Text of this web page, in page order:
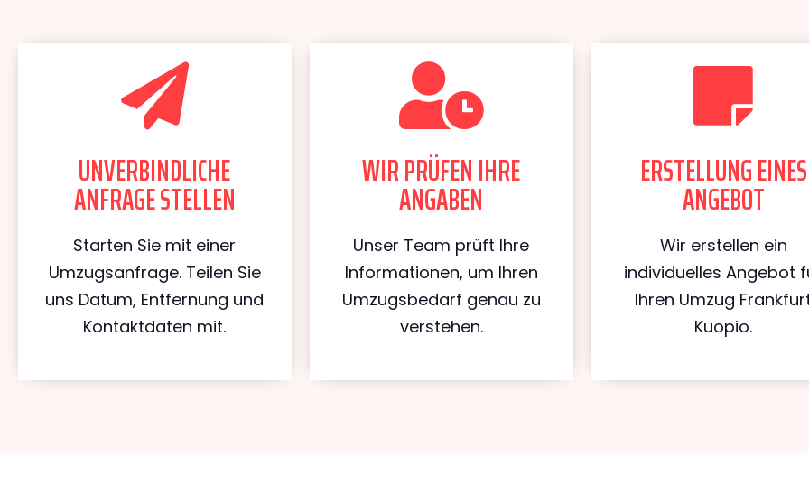
UNVERBINDLICHE
ANFRAGE STELLEN
Starten Sie mit einer
Umzugsanfrage. Teilen Sie
uns Datum, Entfernung und
Kontaktdaten mit.
WIR PRÜFEN IHRE
ANGABEN
Unser Team prüft Ihre
Informationen, um Ihren
Umzugsbedarf genau zu
verstehen.
ERSTELLUNG EINES
ANGEBOT
Wir erstellen ein
individuelles Angebot
Ihren Umzug
Kuopio.